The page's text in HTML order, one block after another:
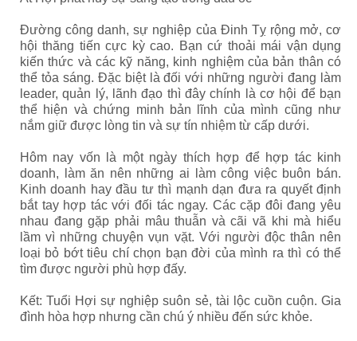
Đường công danh, sự nghiệp của Đinh Tỵ rộng mở, cơ
hội thăng tiến cực kỳ cao. Bạn cứ thoải mái vận dụng
kiến thức và các kỹ năng, kinh nghiệm của bản thân có
thể tỏa sáng. Đặc biệt là đối với những người đang làm
leader, quản lý, lãnh đạo thì đây chính là cơ hội để bạn
thể hiện và chứng minh bản lĩnh của mình cũng như
nắm giữ được lòng tin và sự tín nhiệm từ cấp dưới.
Hôm nay vốn là một ngày thích hợp để hợp tác kinh
doanh, làm ăn nên những ai làm công việc buôn bán.
Kinh doanh hay đầu tư thì mạnh dạn đưa ra quyết định
bắt tay hợp tác với đối tác ngay. Các cặp đôi đang yêu
nhau đang gặp phải mâu thuẫn và cãi vã khi mà hiểu
lầm vì những chuyện vụn vặt. Với người độc thân nên
loại bỏ bớt tiêu chí chọn bạn đời của mình ra thì có thể
tìm được người phù hợp đấy.
Kết: Tuổi Hợi sự nghiệp suôn sẻ, tài lộc cuồn cuộn. Gia
đình hòa hợp nhưng cần chú ý nhiều đến sức khỏe.